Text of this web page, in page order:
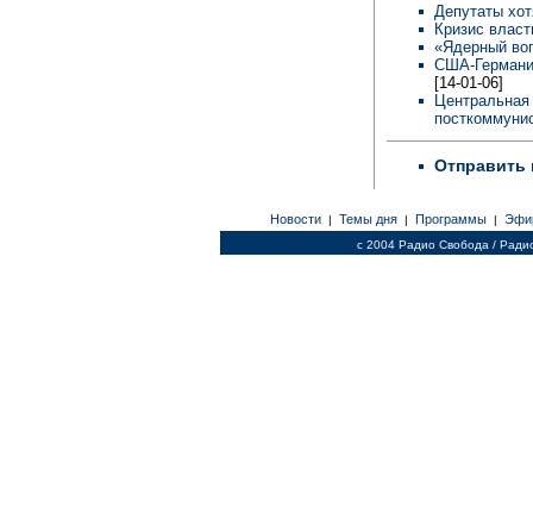
Депутаты
Кризис
«Ядерный
США-
[14-01-06]
Отправить
Новости | Темы дня | Программы |
c 2004 Радио Свобода /